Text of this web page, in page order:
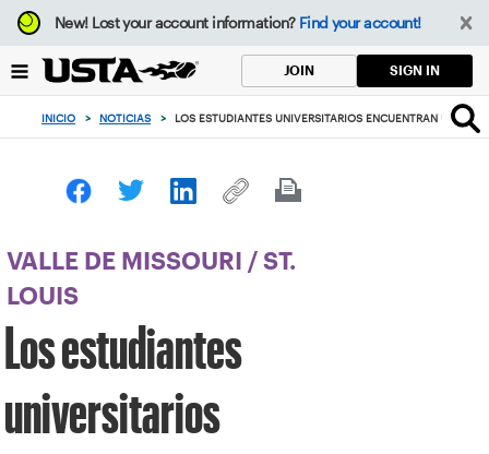
Enfoque
desde
botón
volver
principio
New!Lost your account information? Find your account!
JOIN SIGN IN
INICIO > NOTICIAS > LOS ESTUDIANTES UNIVERSITARIOS ENCUENTRAN UNA
VALLE DE MISSOURI / ST.
LOUIS
Los estudiantes
universitarios